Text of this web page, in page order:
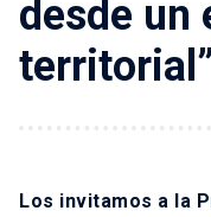
desde un
territorial”
Los invitamos a la